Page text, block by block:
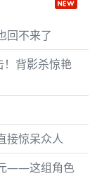
回不来了
背影杀惊艳
接惊呆众人
——这组角色